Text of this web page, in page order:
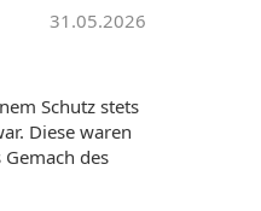
31.05.2026
Schutz stets
Diese waren
des